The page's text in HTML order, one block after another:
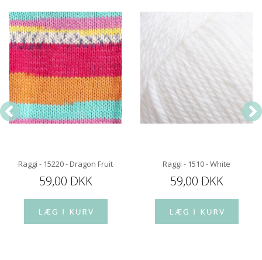
Raggi - 15220 - Dragon Fruit
59,00 DKK
Raggi - 1510 - White
59,00 DKK